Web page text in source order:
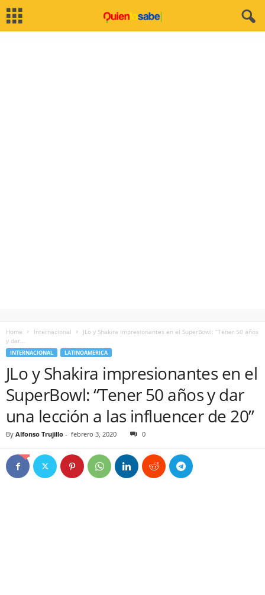
Home Internacional
JLo y Shakira impresionantes en el SuperBowl: “Tener 50 años
y dar...
INTERNACIONAL LATINOAMERICA
JLo y Shakira impresionantes en el
SuperBowl: “Tener 50 años y dar
una lección a las influencer de 20”
By Alfonso Trujillo - febrero 3, 2020 0